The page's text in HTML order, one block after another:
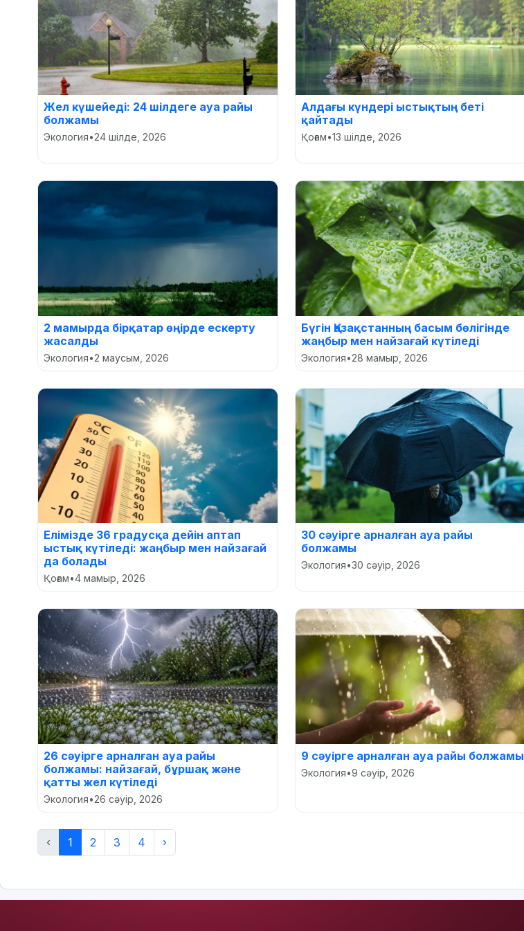
Жел күшейеді: 24 шілдеге ауа райы
болжамы
Экология•24 шілде, 2026
Алдағы күндері ыстықтың беті
қайтады
Қоғам•13 шілде, 2026
2 мамырда бірқатар өңірде ескерту
жасалды
Экология•2 маусым, 2026
Бүгін Қазақстанның басым бөлігінде
жаңбыр мен найзағай күтіледі
Экология•28 мамыр, 2026
Елімізде 36 градусқа дейін аптап
ыстық күтіледі: жаңбыр мен найзағай
да болады
Қоғам•4 мамыр, 2026
30 сәуірге арналған ауа райы
болжамы
Экология•30 сәуір, 2026
26 сәуірге арналған ауа райы
болжамы: найзағай, бұршақ және
қатты жел күтіледі
Экология•26 сәуір, 2026
9 сәуірге арналған ауа райы болжамы
Экология•9 сәуір, 2026
‹ 1 2 3 4 ›